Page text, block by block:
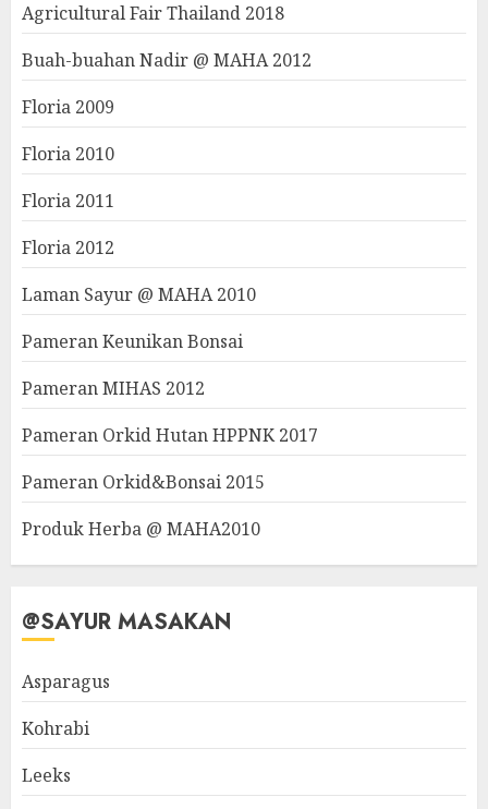
Agricultural Fair Thailand 2018
Buah-buahan Nadir @ MAHA 2012
Floria 2009
Floria 2010
Floria 2011
Floria 2012
Laman Sayur @ MAHA 2010
Pameran Keunikan Bonsai
Pameran MIHAS 2012
Pameran Orkid Hutan HPPNK 2017
Pameran Orkid&Bonsai 2015
Produk Herba @ MAHA2010
@SAYUR MASAKAN
Asparagus
Kohrabi
Leeks